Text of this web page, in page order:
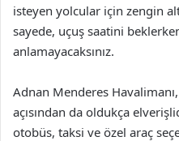
isteyen yolcular için zengin
sayede, uçuş saatini
anlamayacaksınız.
Adnan Menderes
açısından da oldukça
otobüs, taksi ve özel araç